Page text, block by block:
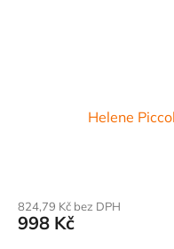
Helene
824,79 Kč bez DPH
998 Kč